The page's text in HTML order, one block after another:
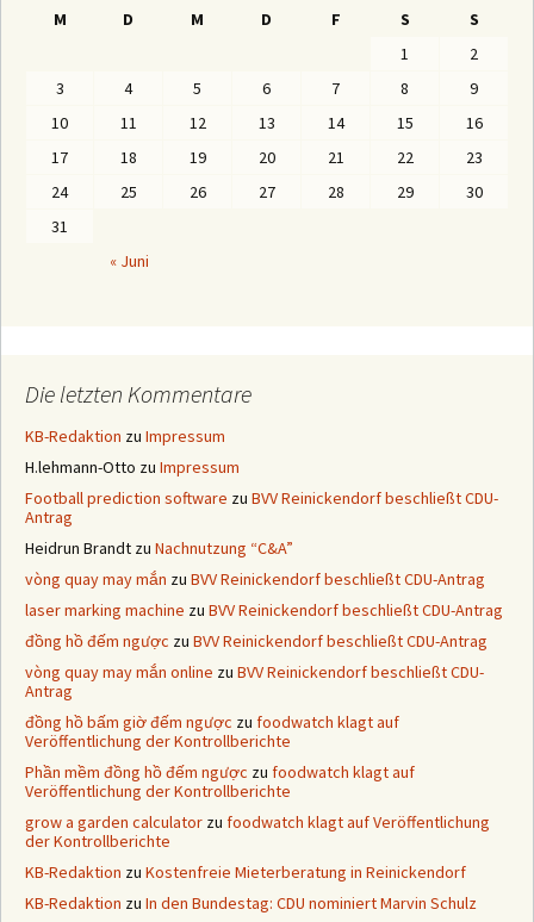
M
D M D F S S
« Juni
1
2
3
4 5 6 7 8
9
10
11 12 13 14 15
16
17
18 19 20 21 22
23
24
25 26 27 28 29
30
31
Die letzten Kommentare
KB-Redaktion zu Impressum
H.lehmann-Otto zu Impressum
Football prediction software zu BVV Reinickendorf beschließt CDU-
Antrag
Heidrun Brandt zu Nachnutzung “C&A”
vòng quay may mắn zu BVV Reinickendorf beschließt CDU-Antrag
laser marking machine zu BVV Reinickendorf beschließt CDU-Antrag
đồng hồ đếm ngược zu BVV Reinickendorf beschließt CDU-Antrag
vòng quay may mắn online zu BVV Reinickendorf beschließt CDU-
Antrag
đồng hồ bấm giờ đếm ngược zu foodwatch klagt auf
Veröffentlichung der Kontrollberichte
Phần mềm đồng hồ đếm ngược zu foodwatch klagt auf
Veröffentlichung der Kontrollberichte
grow a garden calculator zu foodwatch klagt auf Veröffentlichung
der Kontrollberichte
KB-Redaktion zu Kostenfreie Mieterberatung in Reinickendorf
KB-Redaktion zu In den Bundestag: CDU nominiert Marvin Schulz